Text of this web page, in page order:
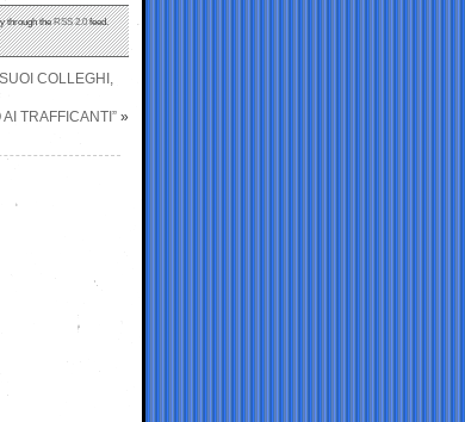
through theRSS 2.0feed.
COLLEGHI,
TRAFFICANTI” »